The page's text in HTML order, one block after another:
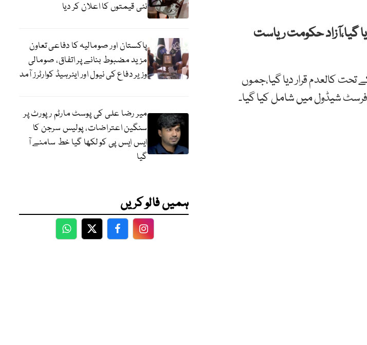
گیا،آزاد حکومت ریاست
داخلہ آزاد کشمیر کے مطابق تنظیم کو انسداد دہشتگردی ایکٹ 2014 کے تحت کالعدم قرار دیا گیا،جموں
شیڈول میں شامل کیا گیا۔
نئی قیمتوں کا اعلان کر دیا
پاکستان اور صومالیہ کا دفاعی تعاون
مزید مضبوط بنانے پر اتفاق، صومالی
وزیر دفاع کی نیول اور ایئرہیڈ کوارٹرز آمد
میر رضا علی کی پوسٹ مارٹم رپورٹ پر
سنگین اعتراضات، پولیس سرجن کا
ایس ایس پی کو لکھا گیا خط سامنے آ
گیا
ہمیں فالو کریں
WhatsApp
TwitterFacebookFacebook